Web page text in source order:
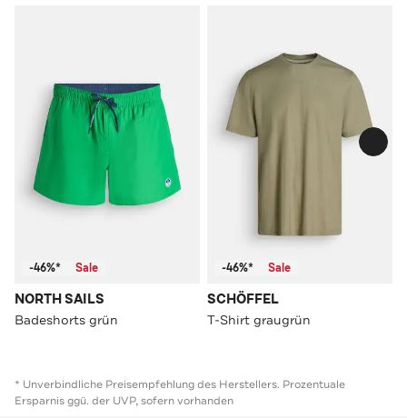
-46%* Sale
NORTH SAILS
Badeshorts grün
-46%* Sale
SCHÖFFEL
T-Shirt graugrün
* Unverbindliche Preisempfehlung des Herstellers. Prozentuale
Ersparnis ggü. der UVP, sofern vorhanden